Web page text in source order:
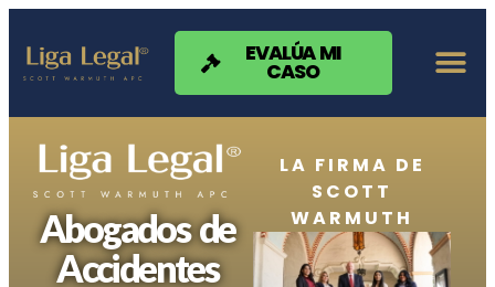
Nota:
sitio
web
accesibilidad.
EVALÚA MI
CASO
Abogados de
Accidentes
LA FIRMA DE
SCOTT
WARMUTH